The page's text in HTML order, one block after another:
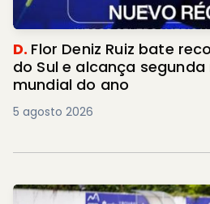
D. Flor Deniz Ruiz bate
do Sul e alcança
mundial do ano
5 agosto 2026